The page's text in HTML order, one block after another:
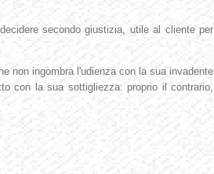
secondo giustizia, utile al cliente per
non ingombra l'udienza con la sua invadente
con la sua sottigliezza: proprio il contrario,